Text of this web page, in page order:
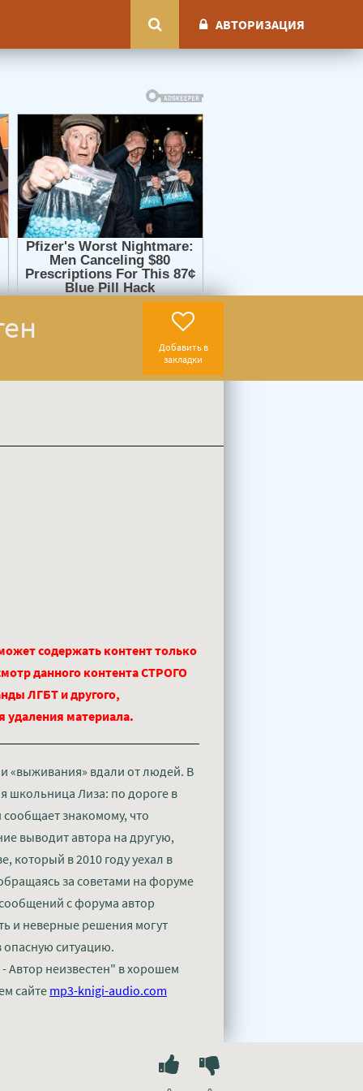
АВТОРИЗАЦИЯ
Добавить в
закладки
содержать контент только
данного контента СТРОГО
ЛГБТ и другого,
удаления материала.
«выживания» вдали от людей. В
школьница Лиза: по дороге в
знакомому, что
выводит автора на другую,
который в 2010 году уехал в
за советами на форуме
с форума автор
и неверные решения могут
ситуацию.
Автор неизвестен" в хорошем
сайте mp3-knigi-audio.com